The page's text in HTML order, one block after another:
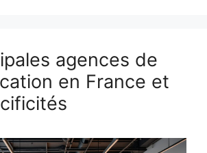
agences de
en France et